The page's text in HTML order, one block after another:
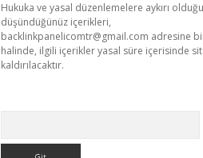
Hukuka ve yasal düzenlemelere aykırı
düşündüğünüz içerikleri,
backlinkpanelicomtr@gmail.com adresine
halinde, ilgili içerikler yasal süre içerisinde
kaldırılacaktır.